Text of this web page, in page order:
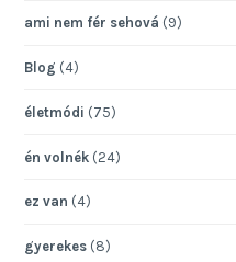
ami nem fér sehová (9)
Blog (4)
életmódi (75)
én volnék (24)
ez van (4)
gyerekes (8)